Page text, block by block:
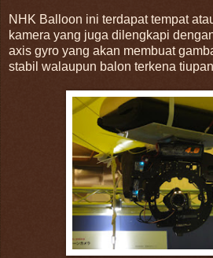
NHK Balloon ini terdapat tempat
kamera yang juga dilengkapi
axis gyro yang akan membuat
stabil walaupun balon terkena